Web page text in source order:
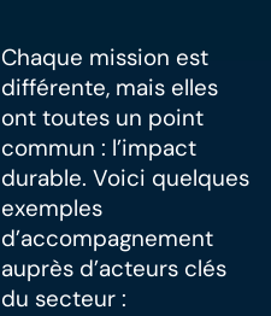
Chaque mission est
différente, mais elles
ont toutes un point
commun : l’impact
durable. Voici quelques
exemples
d’accompagnement
auprès d’acteurs clés
du secteur :